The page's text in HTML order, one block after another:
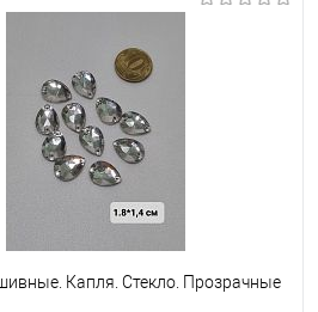
Капля. Стекло. Прозрачные